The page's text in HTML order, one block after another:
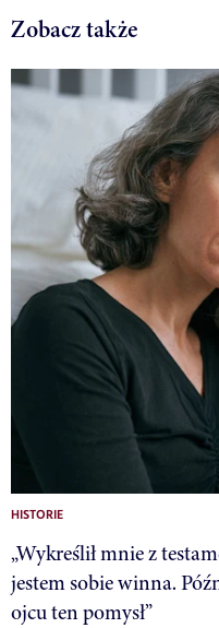
Zobacz także
HISTORIE
„Wykreślił mnie z
jestem sobie winna.
ojcu ten pomysł”